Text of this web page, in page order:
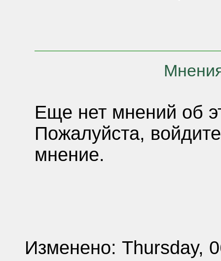
Еще нет мнений об
Пожалуйста,
мнение.
Изменено: Thursday,